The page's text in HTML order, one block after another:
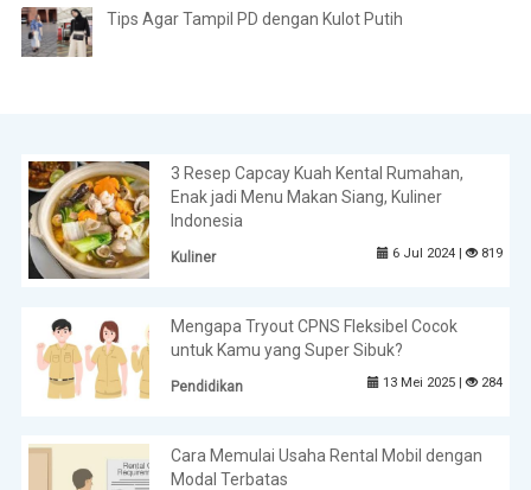
Tips Agar Tampil PD dengan Kulot Putih
3 Resep Capcay Kuah Kental Rumahan,
Enak jadi Menu Makan Siang, Kuliner
Indonesia
Kuliner 6 Jul 2024 | 819
Mengapa Tryout CPNS Fleksibel Cocok
untuk Kamu yang Super Sibuk?
Pendidikan 13 Mei 2025 | 284
Cara Memulai Usaha Rental Mobil dengan
Modal Terbatas